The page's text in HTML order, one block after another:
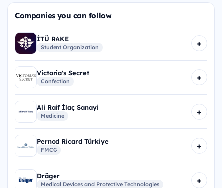
Companies you can follow
İTÜ RAKE
Student Organization +
Victoria's Secret
Confection +
Ali Raif İlaç Sanayi
Medicine +
Pernod Ricard Türkiye
FMCG +
Dräger
Medical Devices and Protective Technologies +